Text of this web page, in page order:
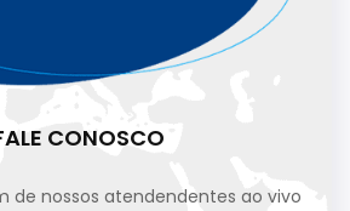
CONOSCO
de nossos atendendentes ao vivo